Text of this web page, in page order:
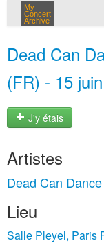
My
Concert
Archive
Dead Can
(FR) - 15
J'y étais
Artistes
Dead Can Dance
Lieu
Salle Pleyel, Paris